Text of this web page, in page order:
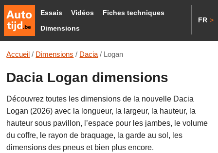
Essais Vidéos
Fiches techniques
Dimensions
FR >
Accueil / Dimensions / Dacia / Logan
Dacia Logan dimensions
Découvrez toutes les dimensions de la nouvelle Dacia
Logan (2026) avec la longueur, la largeur, la hauteur, la
hauteur sous pavillon, l’espace pour les jambes, le volume
du coffre, le rayon de braquage, la garde au sol, les
dimensions des pneus et bien plus encore.